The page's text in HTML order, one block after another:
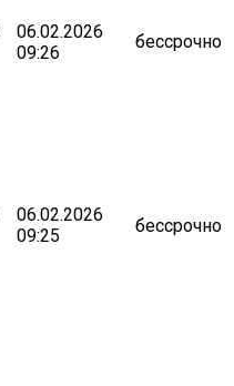
06.02.2026
09:26
бессрочно
06.02.2026
09:25
бессрочно